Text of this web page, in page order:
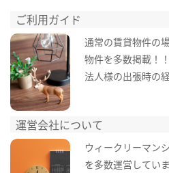
ご利用ガイド
通常の賃貸物件の
物件を多数掲載！！
法人様の出張時の
運営会社について
ウィークリーマン
を多数運営していま